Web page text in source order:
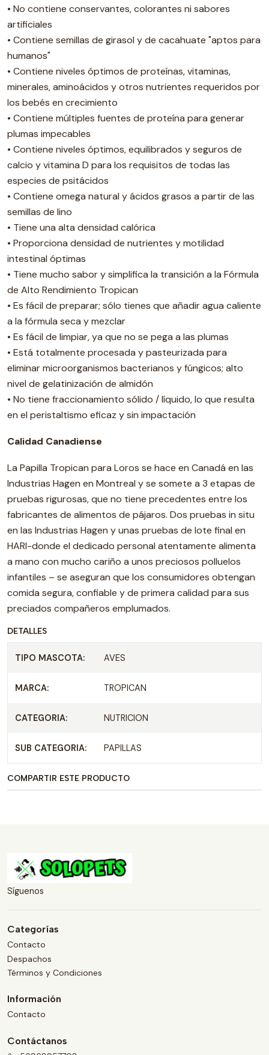
• No contiene conservantes, colorantes ni sabores
artificiales
• Contiene semillas de girasol y de cacahuate "aptos para
humanos"
• Contiene niveles óptimos de proteínas, vitaminas,
minerales, aminoácidos y otros nutrientes requeridos por
los bebés en crecimiento
• Contiene múltiples fuentes de proteína para generar
plumas impecables
• Contiene niveles óptimos, equilibrados y seguros de
calcio y vitamina D para los requisitos de todas las
especies de psitácidos
• Contiene omega natural y ácidos grasos a partir de las
semillas de lino
• Tiene una alta densidad calórica
• Proporciona densidad de nutrientes y motilidad
intestinal óptimas
• Tiene mucho sabor y simplifica la transición a la Fórmula
de Alto Rendimiento Tropican
• Es fácil de preparar; sólo tienes que añadir agua caliente
a la fórmula seca y mezclar
• Es fácil de limpiar, ya que no se pega a las plumas
• Está totalmente procesada y pasteurizada para
eliminar microorganismos bacterianos y fúngicos; alto
nivel de gelatinización de almidón
• No tiene fraccionamiento sólido / líquido, lo que resulta
en el peristaltismo eficaz y sin impactación
Calidad Canadiense
La Papilla Tropican para Loros se hace en Canadá en las
Industrias Hagen en Montreal y se somete a 3 etapas de
pruebas rigurosas, que no tiene precedentes entre los
fabricantes de alimentos de pájaros. Dos pruebas in situ
en las Industrias Hagen y unas pruebas de lote final en
HARI-donde el dedicado personal atentamente alimenta
a mano con mucho cariño a unos preciosos polluelos
infantiles – se aseguran que los consumidores obtengan
comida segura, confiable y de primera calidad para sus
preciados compañeros emplumados.
DETALLES
TIPO MASCOTA: AVES
MARCA: TROPICAN
CATEGORIA: NUTRICION
SUB CATEGORIA: PAPILLAS
COMPARTIR ESTE PRODUCTO
Síguenos
Categorías
Contacto
Despachos
Términos y Condiciones
Información
Contacto
Contáctanos